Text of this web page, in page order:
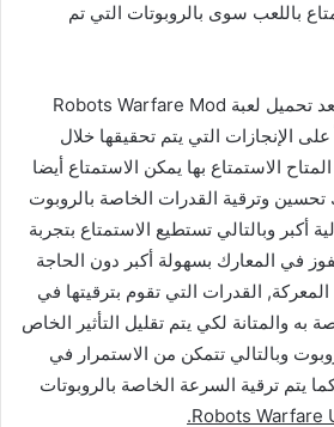
باللعب سوى بالروبوتات التي تم
يتم إلغاء قفل الروبوتات بعد تحميل لعبة Robots Warfare Mod
الإنجازات التي يتم تحقيقها خلال
الاستمتاع بها يمكن الاستمتاع أيضا
تحسين وترقية القدرات الخاصة بالروبوت
أكبر وبالتالي تستطيع الاستمتاع بتجربة
في المعارك بسهولة أكبر دون الحاجة
القدرات التي تقوم بترقيتها في
به والمتانة لكي يتم تقليل التأثير الخاص
وبالتالي تتمكن من الاستمرار في
يتم ترقية السرعة الخاصة بالروبوتات